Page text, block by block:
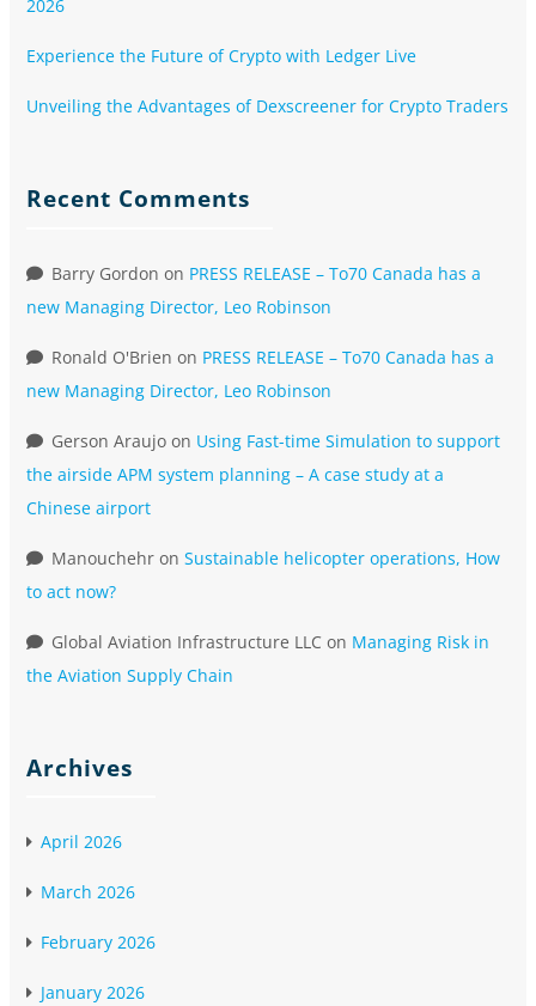
2026
Experience the Future of Crypto with Ledger Live
Unveiling the Advantages of Dexscreener for Crypto Traders
Recent Comments
Barry Gordon on PRESS RELEASE – To70 Canada has a
new Managing Director, Leo Robinson
Ronald O'Brien on PRESS RELEASE – To70 Canada has a
new Managing Director, Leo Robinson
Gerson Araujo on Using Fast-time Simulation to support
the airside APM system planning – A case study at a
Chinese airport
Manouchehr on Sustainable helicopter operations, How
to act now?
Global Aviation Infrastructure LLC on Managing Risk in
the Aviation Supply Chain
Archives
April 2026
March 2026
February 2026
January 2026